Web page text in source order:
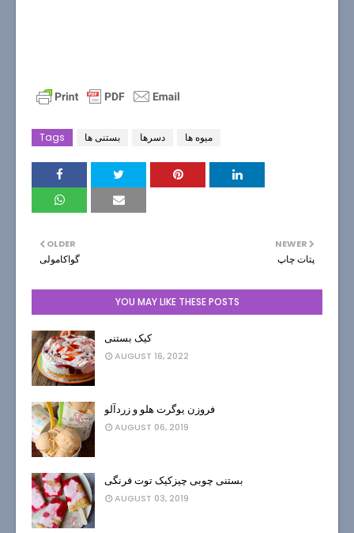
Tags بستنی ها دسرها میوه ها
NEWER
پتات چاپ
OLDER
گواکامولی
YOU MAY LIKE THESE POSTS
کیک بستنی
AUGUST 16, 2022
فروزن یوگرت هلو و زردآلو
AUGUST 06, 2019
بستنی چوبی چیزکیک توت فرنگی
AUGUST 03, 2019